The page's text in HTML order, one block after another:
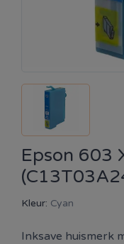
Epson 603
Kleur: Cyan
Inksave huismerk